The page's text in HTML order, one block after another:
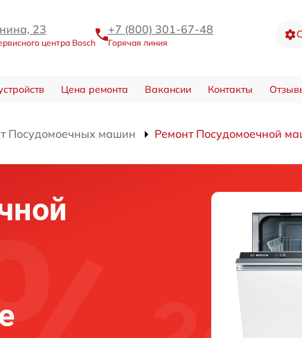
23
центра Bosch
+7 (800) 301-67-48
Горячая линия
Цена ремонта Вакансии Контакты
Посудомоечных машин Ремонт Посудомоечной